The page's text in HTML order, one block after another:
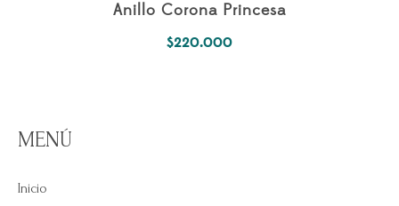
Anillo Corona Princesa
$220.000
MENÚ
Inicio